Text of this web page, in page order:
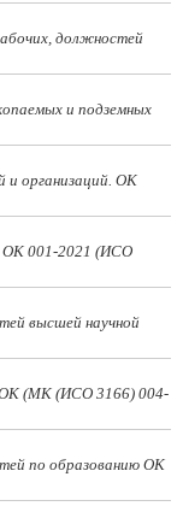
должностей
и подземных
и организаций. ОК
ОК 001-2021 (ИСО
высшей научной
ОК (МК (ИСО 3166) 004-
по образованию ОК